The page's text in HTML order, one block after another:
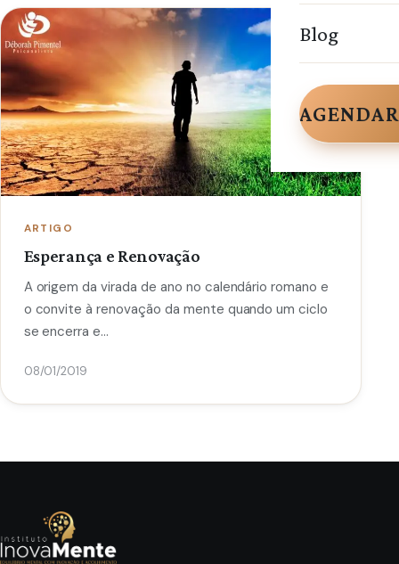
Blog
ARTIGO
Esperança e Renovação
A origem da virada de ano no calendário romano e
o convite à renovação da mente quando um ciclo
se encerra e…
08/01/2019